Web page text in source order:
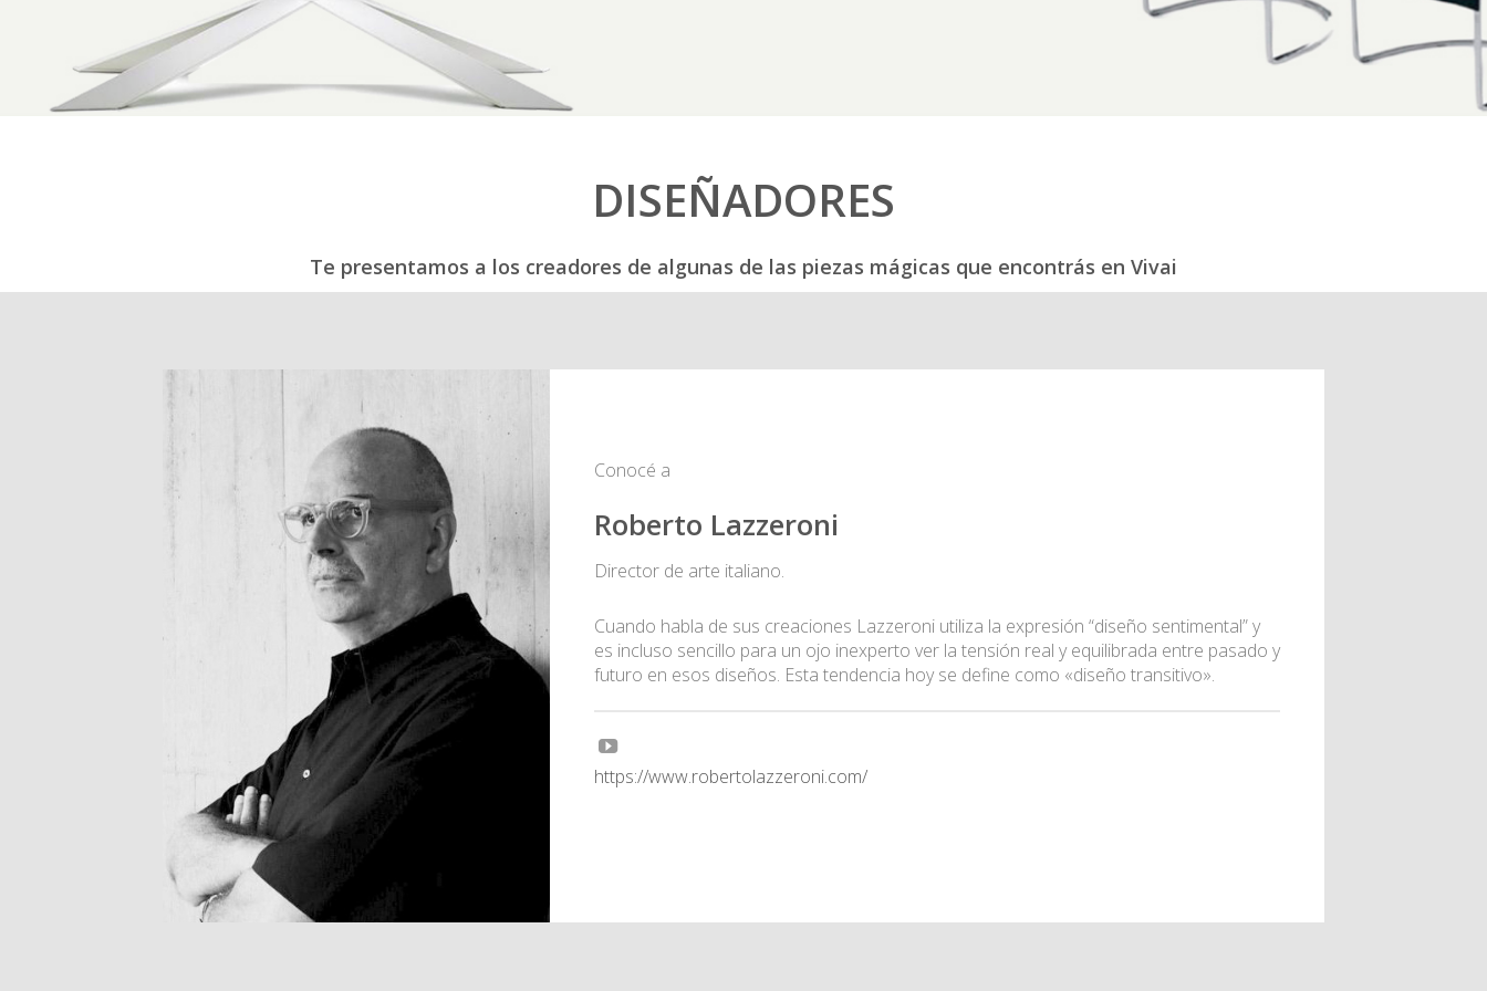
DISEÑADORES
Te presentamos a los creadores de algunas de las piezas mágicas que encontrás en Vivai
Conocé a
Roberto Lazzeroni
Director de arte italiano.
Cuando habla de sus creaciones Lazzeroni utiliza la expresión “diseño sentimental” y
es incluso sencillo para un ojo inexperto ver la tensión real y equilibrada entre pasado y
futuro en esos diseños. Esta tendencia hoy se define como «diseño transitivo».
https://www.robertolazzeroni.com/